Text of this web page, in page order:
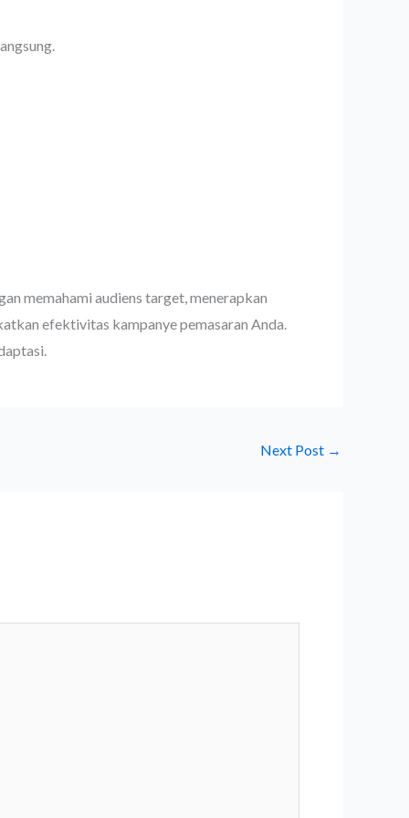
memahami audiens target, menerapkan
efektivitas kampanye pemasaran Anda.
Next Post →